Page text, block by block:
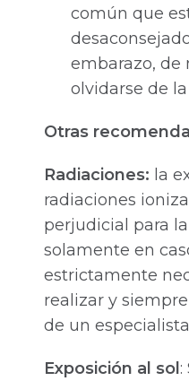
común que
embarazo, de
olvidarse de
Otras
Radiaciones: la
radiaciones
perjudicial para
solamente en
estrictamente
realizar y
de un
Exposición al sol :